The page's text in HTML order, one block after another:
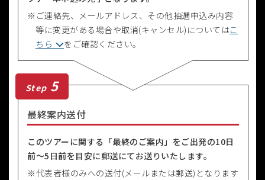
ご連絡先、メールアドレス、その他抽選申込み内容
等に変更がある場合や取消(キャンセル)についてはこ
ちら
をご確認ください。
Step 5
最終案内送付
このツアーに関する「最終のご案内」をご出発の10日
前〜5日前を目安に郵送にてお送りいたします。
代表者様のみへの送付(メールまたは郵送)となります